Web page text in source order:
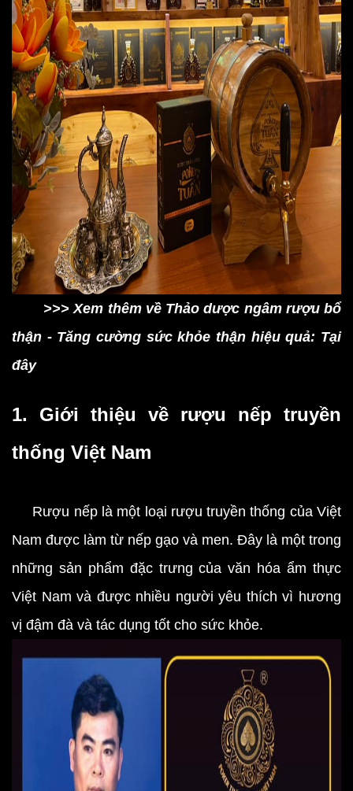
>>> Xem thêm về Thảo dược ngâm rượu bổ
thận - Tăng cường sức khỏe thận hiệu quả: Tại
đây
1. Giới thiệu về rượu nếp truyền
thống Việt Nam
Rượu nếp là một loại rượu truyền thống của Việt
Nam được làm từ nếp gạo và men. Đây là một trong
những sản phẩm đặc trưng của văn hóa ẩm thực
Việt Nam và được nhiều người yêu thích vì hương
vị đậm đà và tác dụng tốt cho sức khỏe.